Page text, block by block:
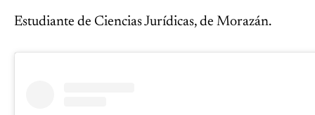
Estudiante de Ciencias Jurídicas, de Morazán.